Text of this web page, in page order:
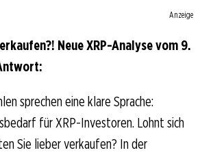
Anzeige
Neue XRP-Analyse vom 9.
sprechen eine klare Sprache:
für XRP-Investoren. Lohnt sich
Sie lieber verkaufen? In der